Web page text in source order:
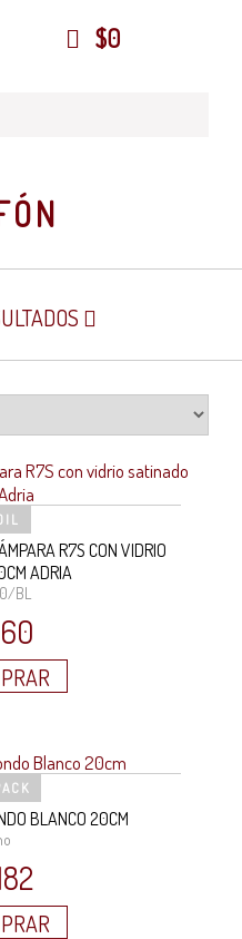
$0
R7S CON VIDRIO
ADRIA
BL
BLANCO 20CM